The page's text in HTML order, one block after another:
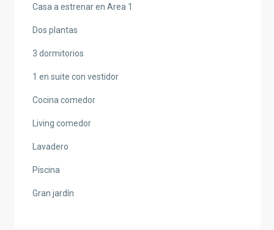
Casa a estrenar en Area 1
Dos plantas
3 dormitorios
1 en suite con vestidor
Cocina comedor
Living comedor
Lavadero
Piscina
Gran jardín